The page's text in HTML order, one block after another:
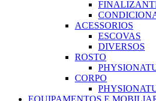
ACESSORIOS
ESCOVAS
DIVERSOS
ROSTO
CORPO
EQUIPAMENTOS E